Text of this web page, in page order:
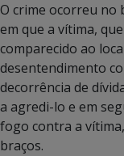
O crime ocorreu no
em que a vítima,
comparecido ao
desentendimento
decorrência de
a agredi-lo e em
fogo contra a
braços.